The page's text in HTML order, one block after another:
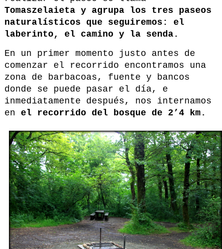
Tomaszelaieta y agrupa los tres paseos
naturalísticos que seguiremos: el
laberinto, el camino y la senda.
En un primer momento justo antes de
comenzar el recorrido encontramos una
zona de barbacoas, fuente y bancos
donde se puede pasar el día, e
inmediatamente después, nos internamos
en el recorrido del bosque de 2’4 km.